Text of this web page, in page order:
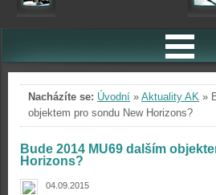
Nacházíte se: Úvodní » Aktuality AK »
objektem pro sondu New Horizons?
Bude 2014 MU69 dalším
Horizons?
04.09.2015